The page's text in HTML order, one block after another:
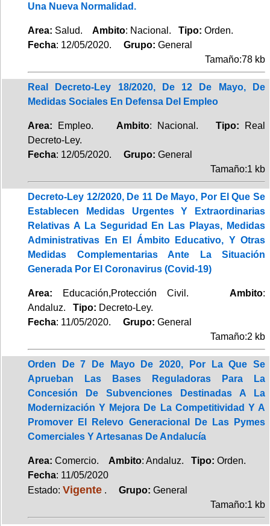
Una Nueva Normalidad.
Area: Salud. Ambito: Nacional. Tipo: Orden.
Fecha: 12/05/2020. Grupo: General
Tamaño:78 kb
Real Decreto-Ley 18/2020, De 12 De Mayo, De
Medidas Sociales En Defensa Del Empleo
Area: Empleo. Ambito: Nacional. Tipo:
Real
Decreto-Ley.
Fecha: 12/05/2020. Grupo: General
Tamaño:1 kb
Decreto-Ley 12/2020, De 11 De Mayo, Por El Que Se
Establecen Medidas Urgentes Y Extraordinarias
Relativas A La Seguridad En Las Playas, Medidas
Administrativas En El Ámbito Educativo, Y Otras
Medidas Complementarias Ante La Situación
Generada Por El Coronavirus (Covid-19)
Area: Educación,Protección Civil. Ambito:
Andaluz. Tipo: Decreto-Ley.
Fecha: 11/05/2020. Grupo: General
Tamaño:2 kb
Orden De 7 De Mayo De 2020, Por La Que Se
Aprueban Las Bases Reguladoras Para La
Concesión De Subvenciones Destinadas A La
Modernización Y Mejora De La Competitividad Y A
Promover El Relevo Generacional De Las Pymes
Comerciales Y Artesanas De Andalucía
Area: Comercio. Ambito: Andaluz. Tipo: Orden.
Fecha: 11/05/2020
Estado: Vigente . Grupo: General
Tamaño:1 kb